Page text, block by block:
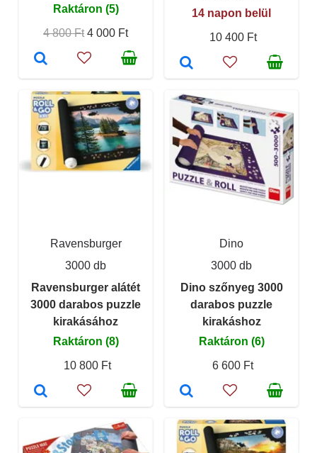
Raktáron (5)
4 800 Ft 4 000 Ft
14 napon belül
10 400 Ft
Ravensburger
3000 db
Ravensburger alátét
3000 darabos puzzle
kirakásához
Raktáron (8)
10 800 Ft
Dino
3000 db
Dino szőnyeg 3000
darabos puzzle
kirakáshoz
Raktáron (6)
6 600 Ft